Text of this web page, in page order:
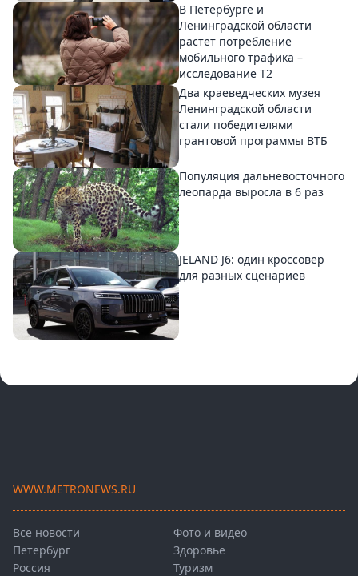
В Петербурге и
Ленинградской области
растет потребление
мобильного трафика –
исследование T2
Два краеведческих музея
Ленинградской области
стали победителями
грантовой программы ВТБ
Популяция дальневосточного
леопарда выросла в 6 раз
JELAND J6: один кроссовер
для разных сценариев
WWW.METRONEWS.RU
Все новости
Петербург
Россия
Фото и видео
Здоровье
Туризм